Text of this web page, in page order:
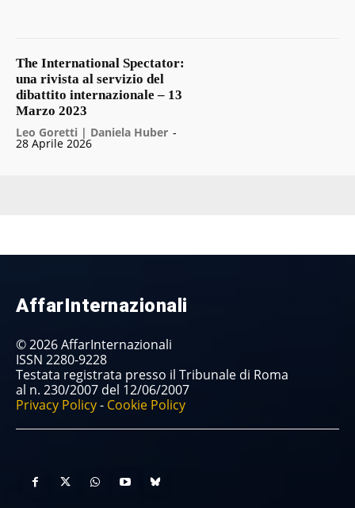
The International Spectator:
una rivista al servizio del
dibattito internazionale – 13
Marzo 2023
Leo Goretti | Daniela Huber -
28 Aprile 2026
AffarInternazionali
© 2026 AffarInternazionali
ISSN 2280-9228
Testata registrata presso il Tribunale di Roma
al n. 230/2007 del 12/06/2007
Privacy Policy- Cookie Policy